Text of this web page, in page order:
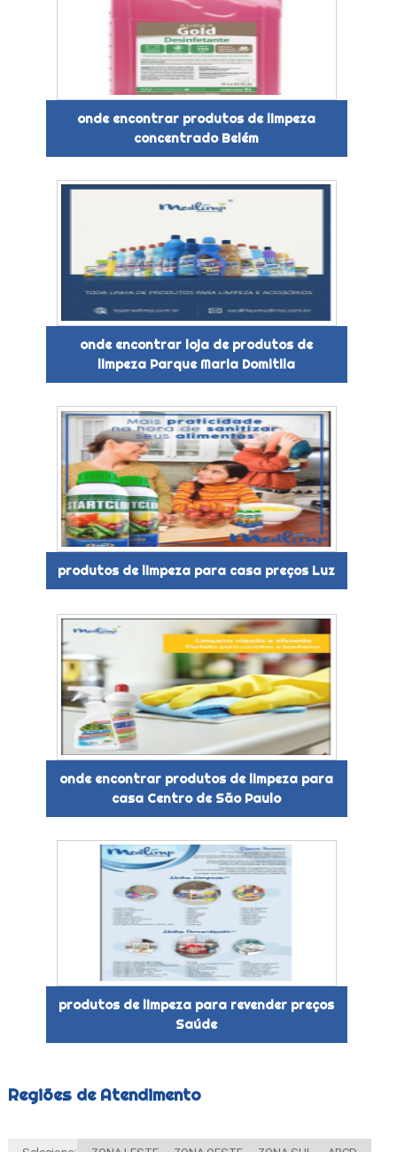
onde encontrar produtos de limpeza
concentrado Belém
onde encontrar loja de produtos de
limpeza Parque Maria Domitila
produtos de limpeza para casa preços Luz
onde encontrar produtos de limpeza para
casa Centro de São Paulo
produtos de limpeza para revender preços
Saúde
Regiões de Atendimento